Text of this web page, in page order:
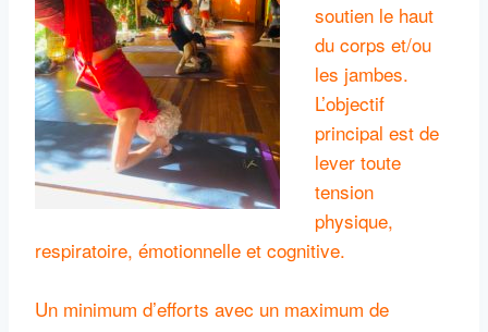
soutien le haut
du corps et/ou
les jambes.
L’objectif
principal est de
lever toute
tension
physique,
respiratoire, émotionnelle et cognitive.
Un minimum d’efforts avec un maximum de